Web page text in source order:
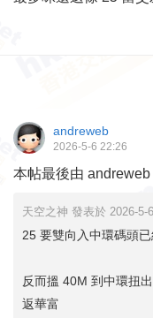
andreweb
2026-5-6 22:26
本帖最後由
天空之神 發表於 2026-5-
25 要雙向入中環碼頭
反而搵 40M 到中環扭
返華富